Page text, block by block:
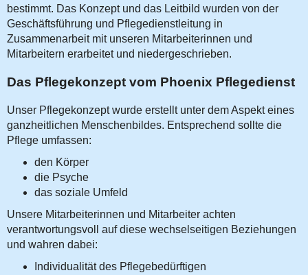
bestimmt. Das Konzept und das Leitbild wurden von der
Geschäftsführung und Pflegedienstleitung in
Zusammenarbeit mit unseren Mitarbeiterinnen und
Mitarbeitern erarbeitet und niedergeschrieben.
Das Pflegekonzept vom Phoenix Pflegedienst
Unser Pflegekonzept wurde erstellt unter dem Aspekt eines
ganzheitlichen Menschenbildes. Entsprechend sollte die
Pflege umfassen:
den Körper
die Psyche
das soziale Umfeld
Unsere Mitarbeiterinnen und Mitarbeiter achten
verantwortungsvoll auf diese wechselseitigen Beziehungen
und wahren dabei:
Individualität des Pflegebedürftigen